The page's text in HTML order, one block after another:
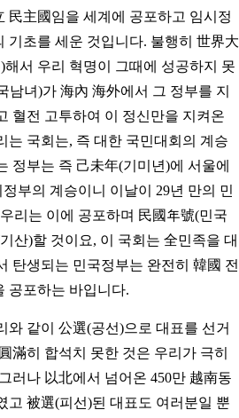
民主國임을 세계에 공포하고 임시정
기초를 세운 것입니다. 불행히 世界大
서 우리 혁명이 그때에 성공하지 못
남녀)가 海內 海外에서 그 정부를 지
혈전 고투하여 이 정신만을 지켜온
는 국회는, 즉 대한 국민대회의 계승
정부는 즉 己未年(기미년)에 서울에
부의 계승이니 이날이 29년 만의 민
리는 이에 공포하며 民國年號(민국
산)할 것이요, 이 국회는 全민족을 대
탄생되는 민국정부는 완전히 韓國 전
공포하는 바입니다.
와 같이 公選(공선)으로 대표를 선거
滿히 합석치 못한 것은 우리가 극히
러나 以北에서 넘어온 450만 越南동
고 被選(피선)된 대표도 여러분일 뿐